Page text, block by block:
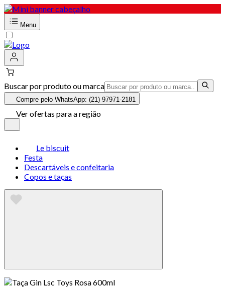
Menu
Buscar por produto ou marca
Compre pelo WhatsApp: (21) 97971-2181
Ver ofertas para a região
Le biscuit
Festa
Descartáveis e confeitaria
Copos e taças